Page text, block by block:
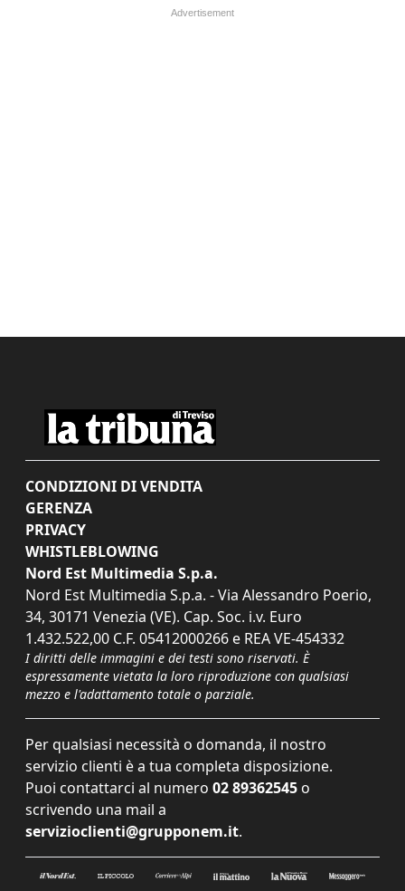
CONDIZIONI DI VENDITA
GERENZA
PRIVACY
WHISTLEBLOWING
Nord Est Multimedia S.p.a.
Nord Est Multimedia S.p.a. - Via Alessandro Poerio,
34, 30171 Venezia (VE). Cap. Soc. i.v. Euro
1.432.522,00 C.F. 05412000266 e REA VE-454332
I diritti delle immagini e dei testi sono riservati. È
espressamente vietata la loro riproduzione con qualsiasi
mezzo e l'adattamento totale o parziale.
Per qualsiasi necessità o domanda, il nostro
servizio clienti è a tua completa disposizione.
Puoi contattarci al numero 02 89362545 o
scrivendo una mail a
servizioclienti@grupponem.it.